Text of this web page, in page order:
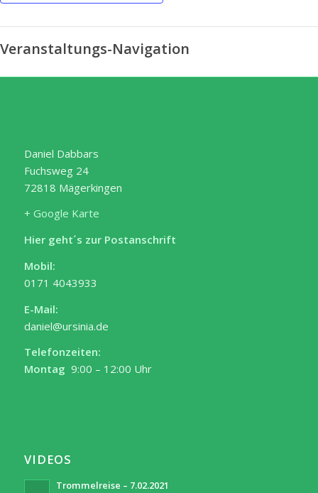
Veranstaltungs-Navigation
Daniel Dabbars
Fuchsweg 24
72818 Mägerkingen
+ Google Karte
Hier geht´s zur Postanschrift
Mobil:
0171 4043933
E-Mail:
daniel@ursinia.de
Telefonzeiten:
Montag 9:00 – 12:00 Uhr
VIDEOS
Trommelreise – 7.02.2021